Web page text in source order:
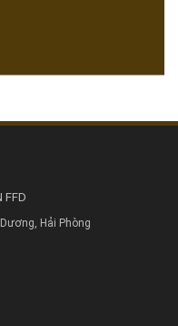
FFD
Hải Phòng